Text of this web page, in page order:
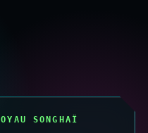
SONGHAÏ